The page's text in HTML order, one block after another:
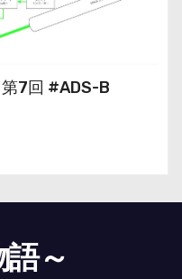
7回 #ADS-B
語～